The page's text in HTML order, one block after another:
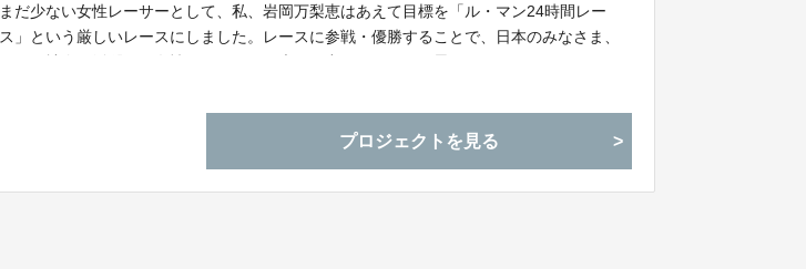
まだ少ない女性レーサーとして、私、岩岡万梨恵はあえて目標を「ル・マン24時間レー
ス」という厳しいレースにしました。レースに参戦・優勝することで、日本のみなさま、
プロジェクトを見る